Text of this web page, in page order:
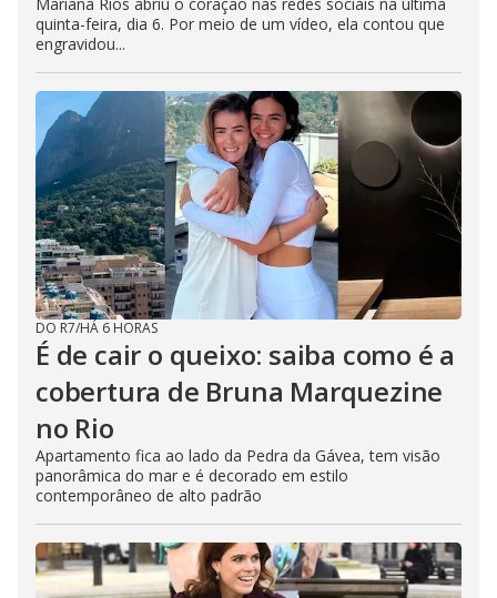
quinta-feira, dia 6. Por meio de um vídeo, ela contou que
engravidou...
DO R7/HÁ 6 HORAS
É de cair o queixo: saiba como é a
cobertura de Bruna Marquezine
no Rio
Apartamento fica ao lado da Pedra da Gávea, tem visão
panorâmica do mar e é decorado em estilo
contemporâneo de alto padrão